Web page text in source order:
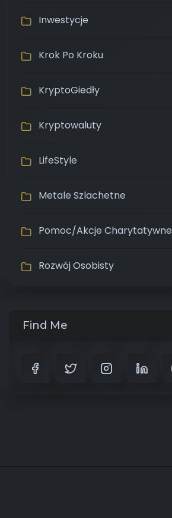
Inwestycje
Krok Po Kroku
KryptoGiedły
Kryptowaluty
LifeStyle
Metale Szlachetne
Pomoc/Akcje Charytatywne
Rozwój Osobisty
Find Me